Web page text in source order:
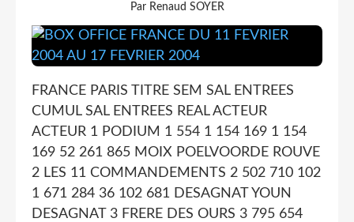
Par Renaud SOYER
FRANCE PARIS TITRE SEM SAL ENTREES
CUMUL SAL ENTREES REAL ACTEUR
ACTEUR 1 PODIUM 1 554 1 154 169 1 154
169 52 261 865 MOIX POELVOORDE ROUVE
2 LES 11 COMMANDEMENTS 2 502 710 102
1 671 284 36 102 681 DESAGNAT YOUN
DESAGNAT 3 FRERE DES OURS 3 795 654